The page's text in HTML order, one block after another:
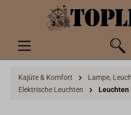
springen
Kajüte & Komfort
Lampe,
Elektrische Leuchten
Leuchten